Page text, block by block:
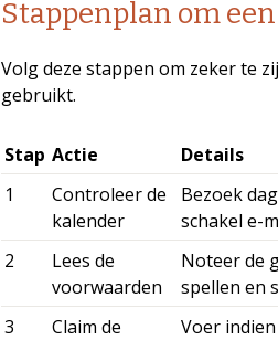
Stappenplan om
Volg deze stappen om zeker te
gebruikt.
Stap Actie
Details
1
Controleer de
kalender
Bezoek
schakel e-
2
Lees de
voorwaarden
Noteer de
spellen en
3
Claim de
Voer